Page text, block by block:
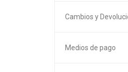
Cambios y
Medios de pago